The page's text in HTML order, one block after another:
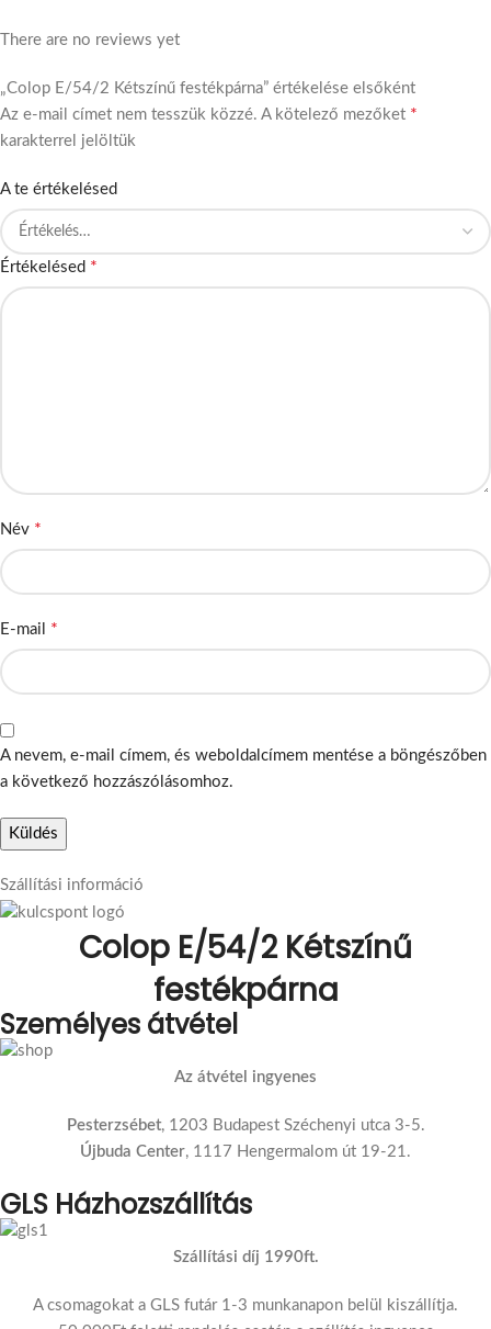
There are no reviews yet
„Colop E/54/2 Kétszínű festékpárna” értékelése elsőként
Az e-mail címet nem tesszük közzé. A kötelező mezőket *
karakterrel jelöltük
A te értékelésed
Értékelésed *
Név *
E-mail *
A nevem, e-mail címem, és weboldalcímem mentése a böngészőben
a következő hozzászólásomhoz.
Szállítási információ
Colop E/54/2 Kétszínű
festékpárna
Személyes átvétel
Az átvétel ingyenes
Pesterzsébet, 1203 Budapest Széchenyi utca 3-5.
Újbuda Center, 1117 Hengermalom út 19-21.
GLS Házhozszállítás
Szállítási díj 1990ft.
A csomagokat a GLS futár 1-3 munkanapon belül kiszállítja.